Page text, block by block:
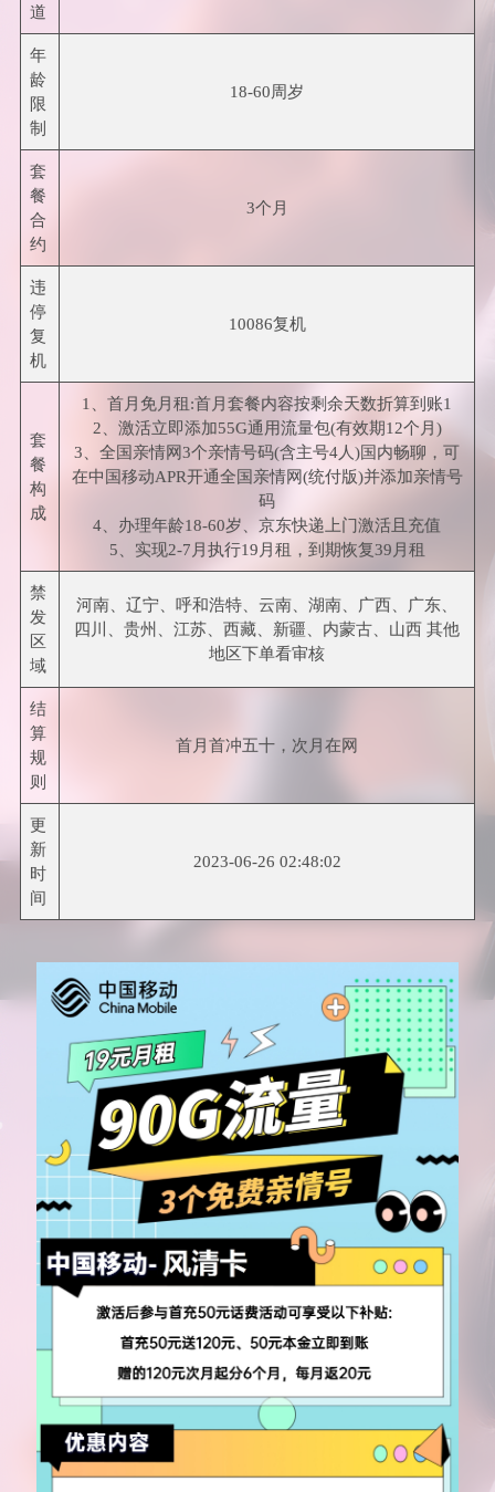
道
年
龄
限
制
18-60周岁
套
餐
合
约
3个月
违
停
复
机
10086复机
套
餐
构
成
1、首月免月租:首月套餐内容按剩余天数折算到账1
2、激活立即添加55G通用流量包(有效期12个月)
3、全国亲情网3个亲情号码(含主号4人)国内畅聊，可
在中国移动APR开通全国亲情网(统付版)并添加亲情号
码
4、办理年龄18-60岁、京东快递上门激活且充值
5、实现2-7月执行19月租，到期恢复39月租
禁
发
区
域
河南、辽宁、呼和浩特、云南、湖南、广西、广东、
四川、贵州、江苏、西藏、新疆、内蒙古、山西 其他
地区下单看审核
结
算
规
则
首月首冲五十，次月在网
更
新
时
间
2023-06-26 02:48:02